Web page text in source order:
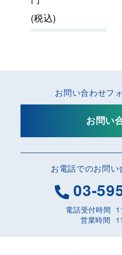
(税込)
お電話でのお問い
03-
電話受付時間
営業時間
お問い合わせフ
お問い